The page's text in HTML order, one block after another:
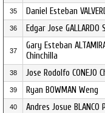
35 Daniel Esteban
36 Edgar Jose GALLARDO
37
Gary Esteban
Chinchilla
38 Jose Rodolfo CONEJO
39 Ryan BOWMAN Weng
40 Andres Josue BLANCO